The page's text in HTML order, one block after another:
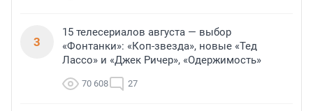
3
15 телесериалов августа — выбор
«Фонтанки»: «Коп-звезда», новые «Тед
Лассо» и «Джек Ричер», «Одержимость»
70 608 27